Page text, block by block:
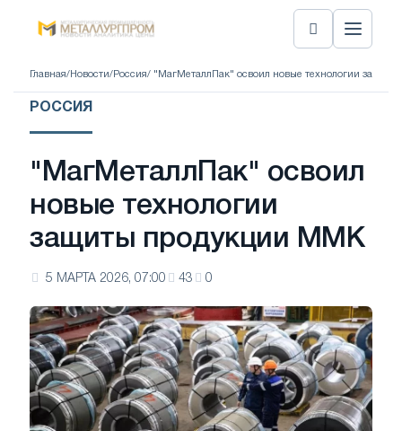
Главная/ Новости/ Россия/ "МагМеталлПак" освоил новые технологии
РОССИЯ
"МагМеталлПак" освоил
новые технологии
защиты продукции ММК
5 МАРТА 2026, 07:00 43 0